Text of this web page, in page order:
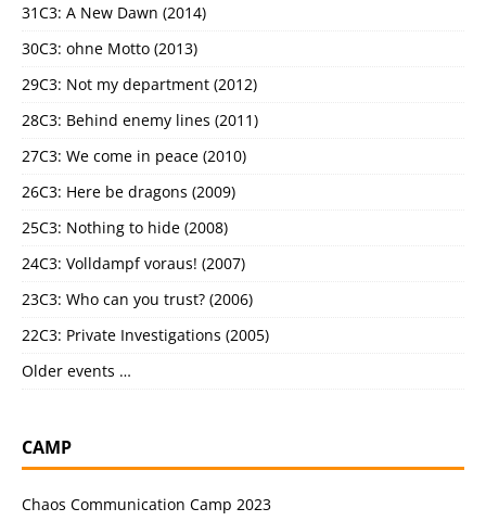
31C3: A New Dawn (2014)
30C3: ohne Motto (2013)
29C3: Not my department (2012)
28C3: Behind enemy lines (2011)
27C3: We come in peace (2010)
26C3: Here be dragons (2009)
25C3: Nothing to hide (2008)
24C3: Volldampf voraus! (2007)
23C3: Who can you trust? (2006)
22C3: Private Investigations (2005)
Older events …
CAMP
Chaos Communication Camp 2023